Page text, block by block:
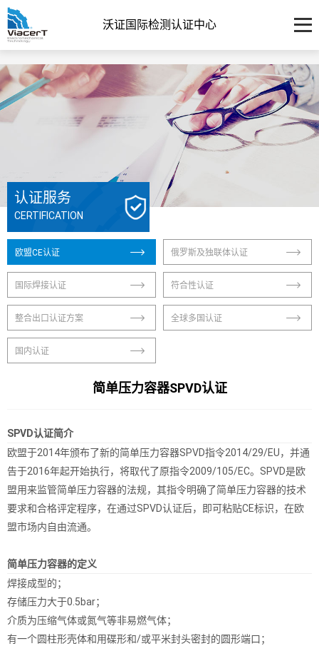
沃证国际检测认证中心
认证服务
CERTIFICATION
欧盟CE认证 俄罗斯及独联体认证
国际焊接认证 符合性认证
整合出口认证方案 全球多国认证
国内认证
简单压力容器SPVD认证
SPVD认证简介
欧盟于2014年颁布了新的简单压力容器SPVD指令2014/29/EU，并通
告于2016年起开始执行，将取代了原指令2009/105/EC。SPVD是欧
盟用来监管简单压力容器的法规，其指令明确了简单压力容器的技术
要求和合格评定程序，在通过SPVD认证后，即可粘贴CE标识，在欧
盟市场内自由流通。
简单压力容器的定义
焊接成型的；
存储压力大于0.5bar；
介质为压缩气体或氮气等非易燃气体；
有一个圆柱形壳体和用碟形和/或平米封头密封的圆形端口；